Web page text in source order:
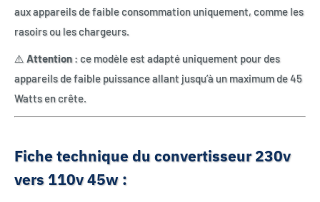
aux appareils de faible consommation uniquement, comme les
rasoirs ou les chargeurs.
⚠️ Attention: ce modèle est adapté uniquement pour des
appareils de faible puissance allant jusqu’à un maximum de 45
Watts en crête.
Fiche technique du convertisseur 230v
vers 110v 45w :